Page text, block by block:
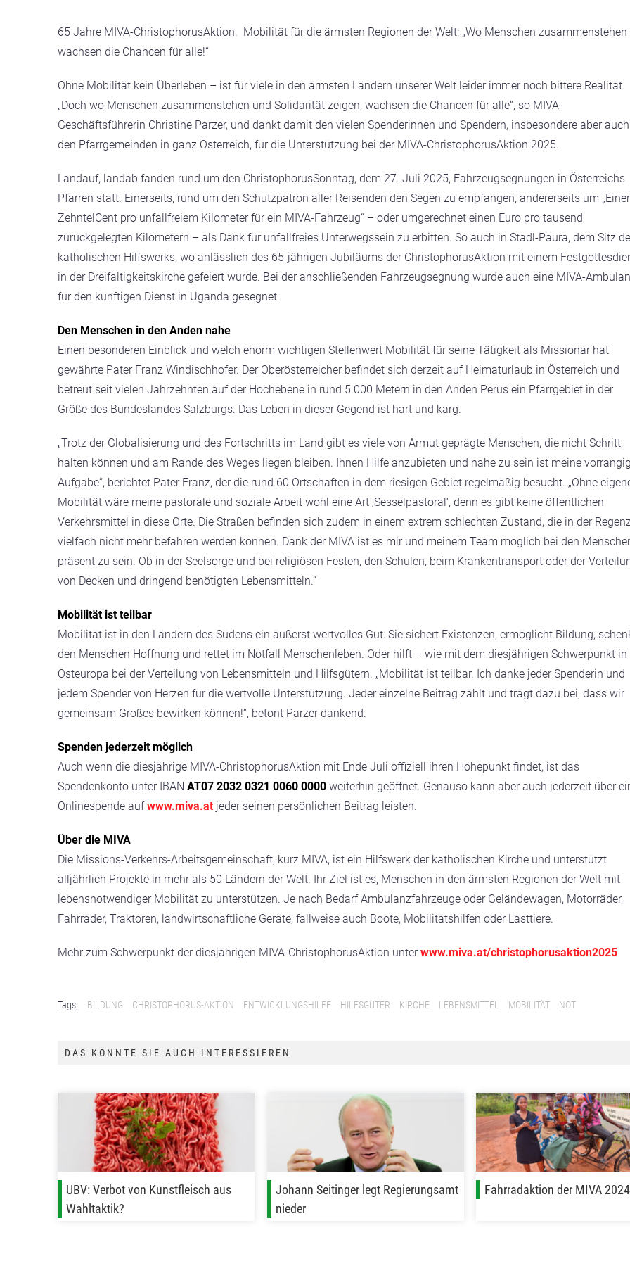
65 Jahre MIVA-ChristophorusAktion. Mobilität für die ärmsten Regionen der Welt: „Wo Menschen zusammenstehen
wachsen die Chancen für alle!“
Ohne Mobilität kein Überleben – ist für viele in den ärmsten Ländern unserer Welt leider immer noch bittere Realität.
„Doch wo Menschen zusammenstehen und Solidarität zeigen, wachsen die Chancen für alle“, so MIVA-
Geschäftsführerin Christine Parzer, und dankt damit den vielen Spenderinnen und Spendern, insbesondere aber auch
den Pfarrgemeinden in ganz Österreich, für die Unterstützung bei der MIVA-ChristophorusAktion 2025.
Landauf, landab fanden rund um den ChristophorusSonntag, dem 27. Juli 2025, Fahrzeugsegnungen in Österreichs
Pfarren statt. Einerseits, rund um den Schutzpatron aller Reisenden den Segen zu empfangen, andererseits um
ZehntelCent pro unfallfreiem Kilometer für ein MIVA-Fahrzeug“ – oder umgerechnet einen Euro pro tausend
zurückgelegten Kilometern – als Dank für unfallfreies Unterwegssein zu erbitten. So auch in Stadl-Paura, dem Sitz
katholischen Hilfswerks, wo anlässlich des 65-jährigen Jubiläums der ChristophorusAktion mit einem
in der Dreifaltigkeitskirche gefeiert wurde. Bei der anschließenden Fahrzeugsegnung wurde auch eine MIVA-
für den künftigen Dienst in Uganda gesegnet.
Den Menschen in den Anden nahe
Einen besonderen Einblick und welch enorm wichtigen Stellenwert Mobilität für seine Tätigkeit als Missionar hat
gewährte Pater Franz Windischhofer. Der Oberösterreicher befindet sich derzeit auf Heimaturlaub in Österreich und
betreut seit vielen Jahrzehnten auf der Hochebene in rund 5.000 Metern in den Anden Perus ein Pfarrgebiet in der
Größe des Bundeslandes Salzburgs. Das Leben in dieser Gegend ist hart und karg.
„Trotz der Globalisierung und des Fortschritts im Land gibt es viele von Armut geprägte Menschen, die nicht Schritt
halten können und am Rande des Weges liegen bleiben. Ihnen Hilfe anzubieten und nahe zu sein ist meine
Aufgabe“, berichtet Pater Franz, der die rund 60 Ortschaften in dem riesigen Gebiet regelmäßig besucht. „Ohne
Mobilität wäre meine pastorale und soziale Arbeit wohl eine Art ‚Sesselpastoral‘, denn es gibt keine öffentlichen
Verkehrsmittel in diese Orte. Die Straßen befinden sich zudem in einem extrem schlechten Zustand, die in der
vielfach nicht mehr befahren werden können. Dank der MIVA ist es mir und meinem Team möglich bei den
präsent zu sein. Ob in der Seelsorge und bei religiösen Festen, den Schulen, beim Krankentransport oder der
von Decken und dringend benötigten Lebensmitteln.“
Mobilität ist teilbar
Mobilität ist in den Ländern des Südens ein äußerst wertvolles Gut: Sie sichert Existenzen, ermöglicht Bildung,
den Menschen Hoffnung und rettet im Notfall Menschenleben. Oder hilft – wie mit dem diesjährigen Schwerpunkt in
Osteuropa bei der Verteilung von Lebensmitteln und Hilfsgütern. „Mobilität ist teilbar. Ich danke jeder Spenderin und
jedem Spender von Herzen für die wertvolle Unterstützung. Jeder einzelne Beitrag zählt und trägt dazu bei, dass wir
gemeinsam Großes bewirken können!“, betont Parzer dankend.
Spenden jederzeit möglich
Auch wenn die diesjährige MIVA-ChristophorusAktion mit Ende Juli offiziell ihren Höhepunkt findet, ist das
Spendenkonto unter IBAN AT07 2032 0321 0060 0000 weiterhin geöffnet. Genauso kann aber auch jederzeit über
Onlinespende aufwww.miva.at jeder seinen persönlichen Beitrag leisten.
Über die MIVA
Die Missions-Verkehrs-Arbeitsgemeinschaft, kurz MIVA, ist ein Hilfswerk der katholischen Kirche und unterstützt
alljährlich Projekte in mehr als 50 Ländern der Welt. Ihr Ziel ist es, Menschen in den ärmsten Regionen der Welt mit
lebensnotwendiger Mobilität zu unterstützen. Je nach Bedarf Ambulanzfahrzeuge oder Geländewagen, Motorräder,
Fahrräder, Traktoren, landwirtschaftliche Geräte, fallweise auch Boote, Mobilitätshilfen oder Lasttiere.
Mehr zum Schwerpunkt der diesjährigen MIVA-ChristophorusAktion unterwww.miva.at/christophorusaktion2025
Tags: BILDUNG CHRISTOPHORUS-AKTION ENTWICKLUNGSHILFE HILFSGÜTER KIRCHE LEBENSMITTEL MOBILITÄT NOT
DAS KÖNNTE SIE AUCH INTERESSIEREN
UBV: Verbot von Kunstfleisch aus
Wahltaktik?
Johann Seitinger legt Regierungsamt
nieder
Fahrradaktion der MIVA 2024